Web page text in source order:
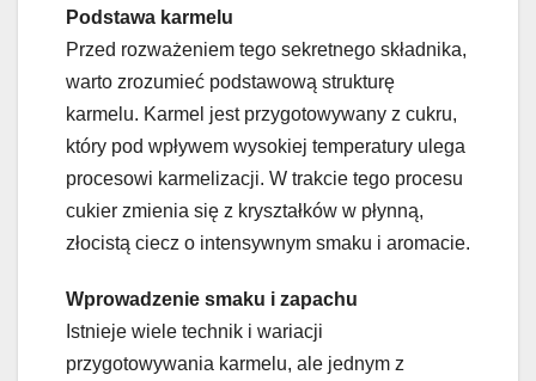
Podstawa karmelu
Przed rozważeniem tego sekretnego składnika,
warto zrozumieć podstawową strukturę
karmelu. Karmel jest przygotowywany z cukru,
który pod wpływem wysokiej temperatury ulega
procesowi karmelizacji. W trakcie tego procesu
cukier zmienia się z kryształków w płynną,
złocistą ciecz o intensywnym smaku i aromacie.
Wprowadzenie smaku i zapachu
Istnieje wiele technik i wariacji
przygotowywania karmelu, ale jednym z